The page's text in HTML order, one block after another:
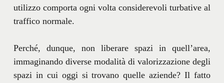
utilizzo comporta ogni volta considerevoli turbative al
traffico normale.
Perché, dunque, non liberare spazi in quell’area,
immaginando diverse modalità di valorizzazione degli
spazi in cui oggi si trovano quelle aziende? Il fatto